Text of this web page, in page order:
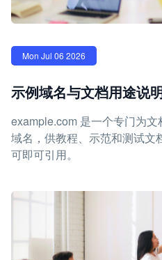
Mon Jul 06 2026
示例域名与文档用途说
example.com 是一个专门为
域名，供教程、示范和测试文
可即可引用。